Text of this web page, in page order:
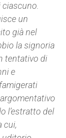
un
già nel
la signoria
tentativo di
e
l’estratto del
cui,